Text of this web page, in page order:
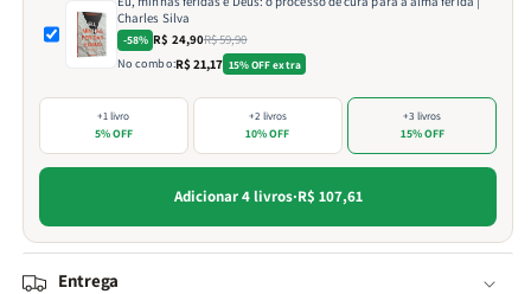
Charles Silva
-58% R$ 24,90R$ 59,90
No combo:R$ 21,17 15% OFF extra
+1 livro
5% OFF
+2 livros
10% OFF
+3 livros
15% OFF
Adicionar 4 livros·R$ 107,61
Entrega